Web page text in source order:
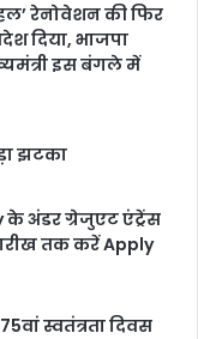
रेनोवेशन की फिर
दिया, भाजपा
इस बंगले में
झटका
अंडर ग्रेजुएट एंट्रेंस
तक करें Apply
स्वतंत्रता दिवस